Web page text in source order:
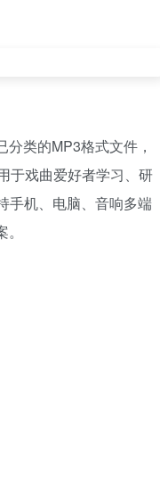
类的MP3格式文件，
于戏曲爱好者学习、研
手机、电脑、音响多端